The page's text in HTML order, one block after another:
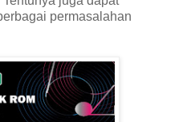
permasalahan